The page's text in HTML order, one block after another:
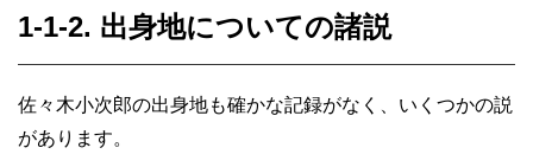
1-1-2. 出身地についての諸説
佐々木小次郎の出身地も確かな記録がなく、いくつかの説
があります。